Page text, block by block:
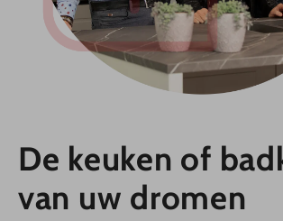
De keuken of
van uw dromen